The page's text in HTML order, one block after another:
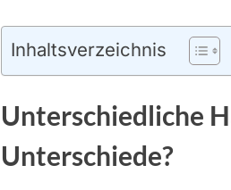
Inhaltsverzeichnis
Unterschiedliche
Unterschiede?